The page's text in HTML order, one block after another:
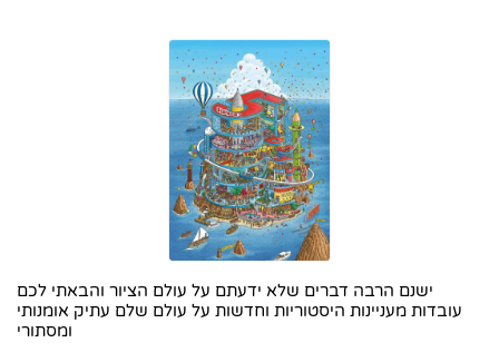
ישנם הרבה דברים שלא ידעתם על עולם הציור והבאתי לכם
עובדות מעניינות היסטוריות וחדשות על עולם שלם עתיק אומנותי
ומסתורי